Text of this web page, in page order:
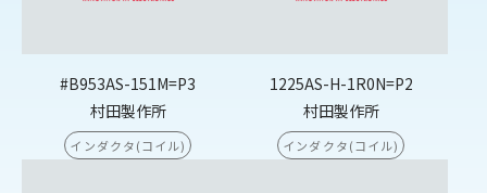
#B953AS-151M=P3
村田製作所
インダクタ(コイル)
1225AS-H-1R0N=P2
村田製作所
インダクタ(コイル)